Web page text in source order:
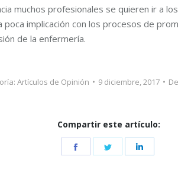
muchos profesionales se quieren ir a
poca implicación con los procesos de
de la enfermería.
Artículos de Opinión 9 diciembre, 2017
Compartir este artículo:
Share Share